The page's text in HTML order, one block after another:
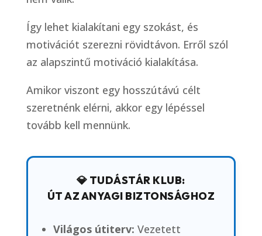
Így lehet kialakítani egy szokást, és
motivációt szerezni rövidtávon. Erről szól
az alapszintű motiváció kialakítása.
Amikor viszont egy hosszútávú célt
szeretnénk elérni, akkor egy lépéssel
tovább kell mennünk.
💎 TUDÁSTÁR KLUB:
ÚT AZ ANYAGI BIZTONSÁGHOZ
Világos útiterv: Vezetett